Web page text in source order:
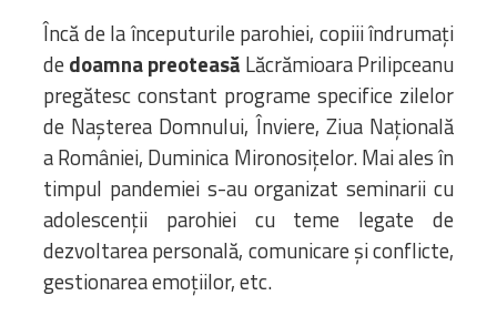
Încă de la începuturile parohiei, copiii îndrumaţi
dedoamna preoteasă Lăcrămioara Prilipceanu
pregătesc constant programe specifice zilelor
de Nașterea Domnului, Înviere, Ziua Naţională
a României, Duminica Mironosițelor. Mai ales în
timpul pandemiei s-au organizat seminarii cu
adolescenții parohiei cu teme legate de
dezvoltarea personală, comunicare și conflicte,
gestionarea emoțiilor, etc.